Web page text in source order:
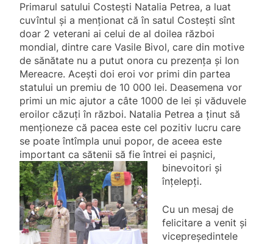
Primarul satului Costești Natalia Petrea, a luat
cuvîntul și a menționat că în satul Costești sînt
doar 2 veterani ai celui de al doilea război
mondial, dintre care Vasile Bivol, care din motive
de sănătate nu a putut onora cu prezența și Ion
Mereacre. Acești doi eroi vor primi din partea
statului un premiu de 10 000 lei. Deasemena vor
primi un mic ajutor a câte 1000 de lei și văduvele
eroilor căzuți în război. Natalia Petrea a ținut să
menționeze că pacea este cel pozitiv lucru care
se poate întîmpla unui popor, de aceea este
important ca sătenii să fie întrei ei pașnici,
binevoitori și
înțelepți.
Cu un mesaj de
felicitare a venit și
vicepreședintele